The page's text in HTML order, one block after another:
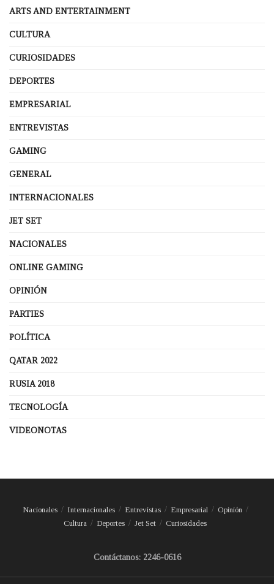
ARTS AND ENTERTAINMENT
CULTURA
CURIOSIDADES
DEPORTES
EMPRESARIAL
ENTREVISTAS
GAMING
GENERAL
INTERNACIONALES
JET SET
NACIONALES
ONLINE GAMING
OPINIÓN
PARTIES
POLÍTICA
QATAR 2022
RUSIA 2018
TECNOLOGÍA
VIDEONOTAS
Nacionales Internacionales Entrevistas Empresarial
Opinión
Cultura
Deportes Jet Set Curiosidades
Contáctanos: 2246-0616